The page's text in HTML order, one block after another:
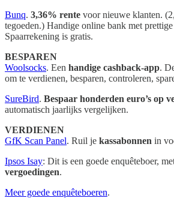
Bunq. 3,36% rente voor nieuwe klanten.
tegoeden.) Handige online bank met
Spaarrekening is gratis.
BESPAREN
Woolsocks. Een handige cashback-app.
om te verdienen, besparen, controleren,
SureBird. Bespaar honderden euro’s op
automatisch jaarlijks vergelijken.
VERDIENEN
GfK Scan Panel. Ruil je kassabonnen in
Ipsos Isay: Dit is een goede enquêteboer,
vergoedingen.
Meer goede enquêteboeren.